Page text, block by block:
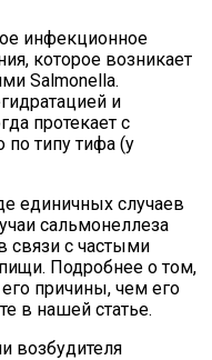
инфекционное
которое возникает
Salmonella.
и
протекает с
по типу тифа (у
единичных случаев
сальмонеллеза
связи с частыми
Подробнее о том,
причины, чем его
в нашей статье.
возбудителя